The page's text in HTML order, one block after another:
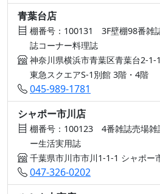
青葉台店
棚番号：100131 3F壁棚98番雑
誌コーナー料理誌
神奈川県横浜市青葉区青葉台2-1-
東急スクエアS-1別館 3階・4階
045-989-1781
シャポー市川店
棚番号：100123 4番雑誌売場雑
ー生活実用誌
千葉県市川市市川1-1-1 シャポー
047-326-0202